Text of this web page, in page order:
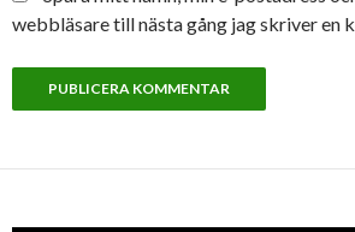
webbläsare till nästa gång jag skriver en